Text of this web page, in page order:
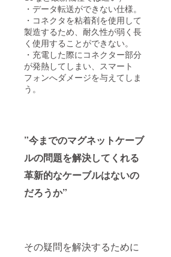
・データ転送ができない仕様。
・コネクタを粘着剤を使用して
製造するため、耐久性が弱く長
く使用することができない。
・充電した際にコネクター部分
が発熱してしまい、スマート
フォンへダメージを与えてしま
う。
”今までのマグネットケーブ
ルの問題を解決してくれる
革新的なケーブルはないの
だろうか”
その疑問を解決するために